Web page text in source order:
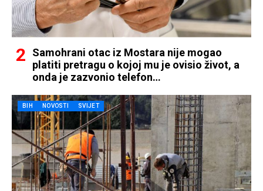
Samohrani otac iz Mostara nije mogao
platiti pretragu o kojoj mu je ovisio život, a
onda je zazvonio telefon…
BIH NOVOSTI SVIJET